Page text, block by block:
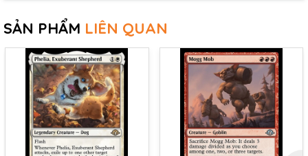
SẢN PHẨM LIÊN QUAN